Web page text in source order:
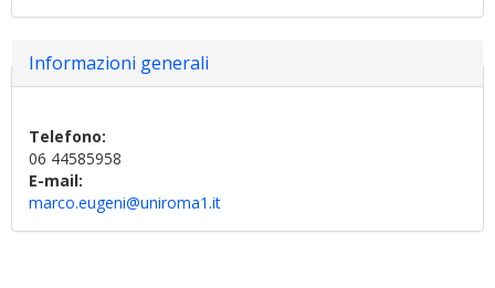
Nascondi
Informazioni generali
Telefono:
06 44585958
E-mail:
marco.eugeni@uniroma1.it